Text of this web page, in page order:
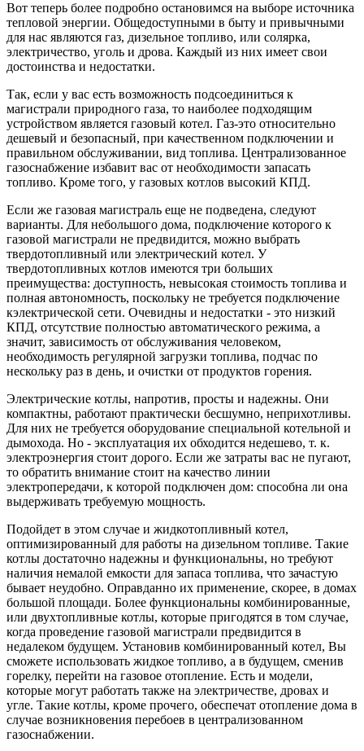
Вот теперь более подробно остановимся на вы­боре источника
тепловой энергии. Общедоступ­ными в быту и привычными
для нас являются газ, дизельное топливо, или солярка,
электричество, уголь и дрова. Каждый из них имеет свои
достоин­ства и недостатки.
Так, если у вас есть возможность подсоединиться к
магистрали природного газа, то наиболее подходя­щим
устройством является газовый котел. Газ-это относительно
дешевый и безопасный, при каче­ственном подключении и
правильном обслужива­нии, вид топлива. Централизованное
газоснабже­ние избавит вас от необходимости запасать
топливо. Кроме того, у газовых котлов высокий КПД.
Если же газовая магистраль еще не подведена, следуют
варианты. Для небольшого дома, подключе­ние которого к
газовой магистрали не предвидится, можно выбрать
твердотопливный или электриче­ский котел. У
твердотопливных котлов имеются три больших
преимущества: доступность, невысокая стоимость топлива и
полная автономность, по­скольку не требуется подключение
кэлектрической сети. Очевидны и недостатки - это низкий
КПД, от­сутствие полностью автоматического режима, а
значит, зависимость от обслуживания человеком,
необходимость регулярной загрузки топлива, под­час по
нескольку раз в день, и очистки от продуктов горения.
Электрические котлы, напротив, просты и на­дежны. Они
компактны, работают практически бес­шумно, неприхотливы.
Для них не требуется обору­дование специальной котельной и
дымохода. Но - эксплуатация их обходится недешево, т. к.
элек­троэнергия стоит дорого. Если же затраты вас не пу­гают,
то обратить внимание стоит на качество линии
электропередачи, к которой подключен дом: спо­собна ли она
выдерживать требуемую мощность.
Подойдет в этом случае и жидкотопливный котел,
оптимизированный для работы на дизельном топ­ливе. Такие
котлы достаточно надежны и функцио­нальны, но требуют
наличия немалой емкости для запаса топлива, что зачастую
бывает неудобно. Оправданно их применение, скорее, в домах
боль­шой площади. Более функциональны комбиниро­ванные,
или двухтопливные котлы, которые приго­дятся в том случае,
когда проведение газовой магистрали предвидится в
недалеком будущем. Установив комбинированный котел, Вы
сможете использовать жидкое топливо, а в будущем, сменив
горелку, перейти на газовое отопление. Есть и мо­дели,
которые могут работать также на электриче­стве, дровах и
угле. Такие котлы, кроме прочего, обеспечат отопление дома в
случае возникнове­ния перебоев в централизованном
газоснабжении.